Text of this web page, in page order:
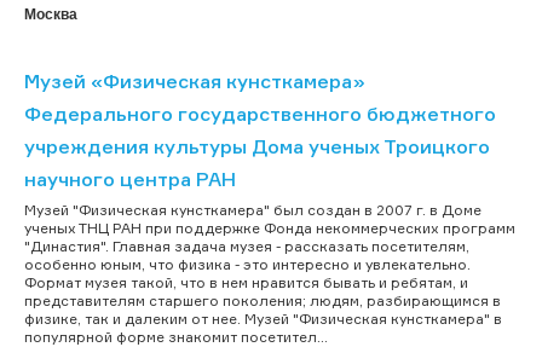
Москва
Музей «Физическая кунсткамера»
Федерального государственного бюджетного
учреждения культуры Дома ученых Троицкого
научного центра РАН
Музей "Физическая кунсткамера" был создан в 2007 г. в Доме
ученых ТНЦ РАН при поддержке Фонда некоммерческих программ
"Династия". Главная задача музея - рассказать посетителям,
особенно юным, что физика - это интересно и увлекательно.
Формат музея такой, что в нем нравится бывать и ребятам, и
представителям старшего поколения; людям, разбирающимся в
физике, так и далеким от нее. Музей "Физическая кунсткамера" в
популярной форме знакомит посетител...